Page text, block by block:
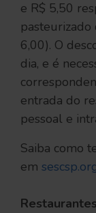
e R$ 5,50
6,00). O
dia, e é
entrada do
pessoal e
Saiba como
em
Restaurantes